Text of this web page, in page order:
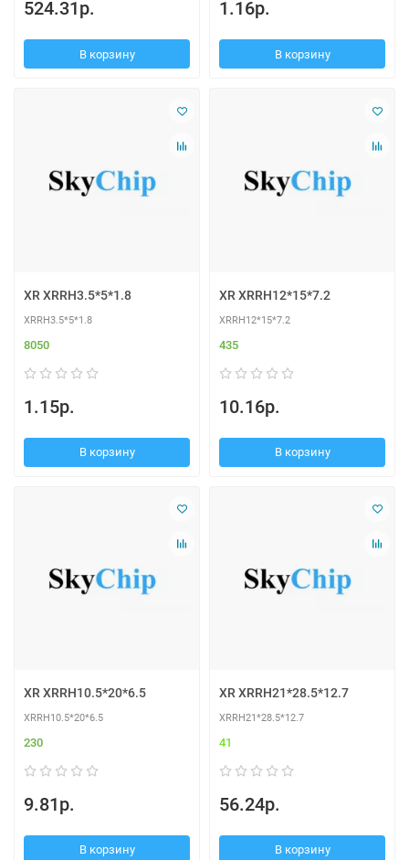
524.31р.
В корзину
1.16р.
В корзину
XR XRRH3.5*5*1.8
XRRH3.5*5*1.8
8050
1.15р.
В корзину
XR XRRH12*15*7.2
XRRH12*15*7.2
435
10.16р.
В корзину
XR XRRH10.5*20*6.5
XRRH10.5*20*6.5
230
9.81р.
В корзину
XR XRRH21*28.5*12.7
XRRH21*28.5*12.7
41
56.24р.
В корзину